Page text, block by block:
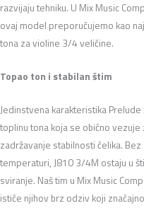
razvijaju tehniku. U Mix Music
ovaj model preporučujemo kao
tona za violine 3/4 veličine.
Topao ton i stabilan štim
Jedinstvena karakteristika
toplinu tona koja se obično
zadržavanje stabilnosti čelika.
temperaturi, J810 3/4M ostaju u
sviranje. Naš tim u Mix Music
ističe njihov brz odziv koji